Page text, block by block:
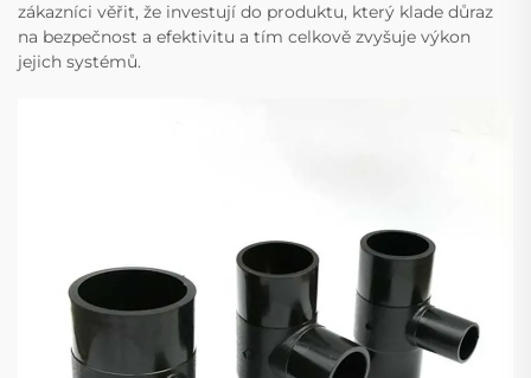
zákazníci věřit, že investují do produktu, který klade důraz
na bezpečnost a efektivitu a tím celkově zvyšuje výkon
jejich systémů.